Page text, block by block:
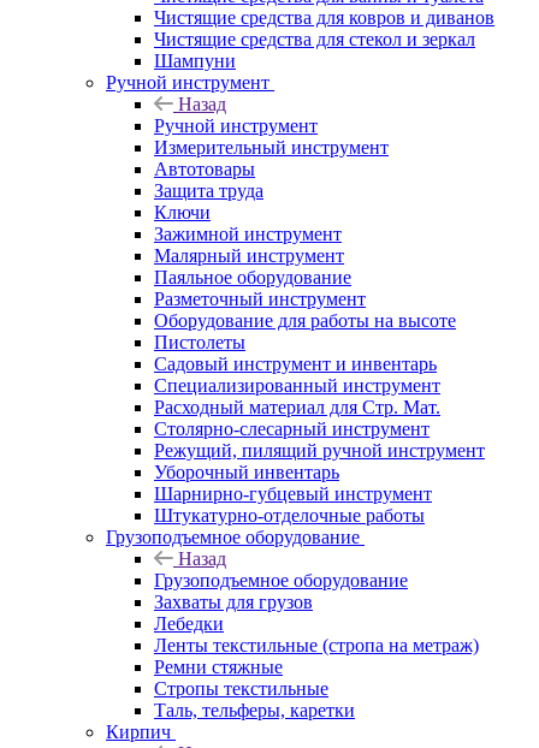
Чистящие средства для ковров и диванов
Чистящие средства для стекол и зеркал
Шампуни
Ручной инструмент
Назад
Ручной инструмент
Измерительный инструмент
Автотовары
Защита труда
Ключи
Зажимной инструмент
Малярный инструмент
Паяльное оборудование
Разметочный инструмент
Оборудование для работы на высоте
Пистолеты
Садовый инструмент и инвентарь
Специализированный инструмент
Расходный материал для Стр. Мат.
Столярно-слесарный инструмент
Режущий, пилящий ручной инструмент
Уборочный инвентарь
Шарнирно-губцевый инструмент
Штукатурно-отделочные работы
Грузоподъемное оборудование
Назад
Грузоподъемное оборудование
Захваты для грузов
Лебедки
Ленты текстильные (стропа на метраж)
Ремни стяжные
Стропы текстильные
Таль, тельферы, каретки
Кирпич